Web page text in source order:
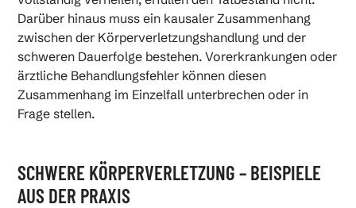
Darüber hinaus muss ein kausaler Zusammenhang
zwischen der Körperverletzungshandlung und der
schweren Dauerfolge bestehen. Vorerkrankungen oder
ärztliche Behandlungsfehler können diesen
Zusammenhang im Einzelfall unterbrechen oder in
Frage stellen.
SCHWERE KÖRPERVERLETZUNG – BEISPIELE
AUS DER PRAXIS